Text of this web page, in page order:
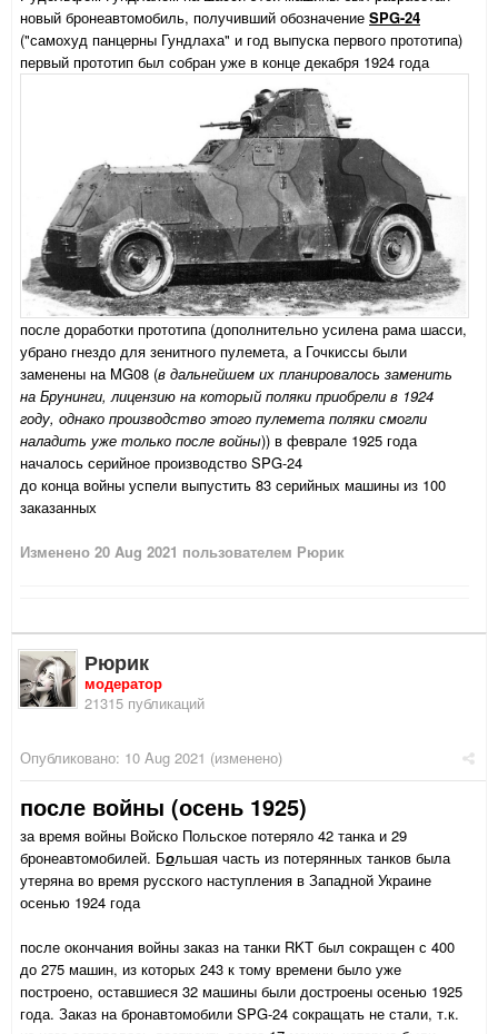
новый бронеавтомобиль, получивший обозначение SPG-24
("самохуд панцерны Гундлаха" и год выпуска первого прототипа)
первый прототип был собран уже в конце декабря 1924 года
после доработки прототипа (дополнительно усилена рама шасси,
убрано гнездо для зенитного пулемета, а Гочкиссы были
заменены на MG08 (в дальнейшем их планировалось заменить
на Брунинги, лицензию на который поляки приобрели в 1924
году, однако производство этого пулемета поляки смогли
наладить уже только после войны)) в феврале 1925 года
началось серийное производство SPG-24
до конца войны успели выпустить 83 серийных машины из 100
заказанных
Изменено 20 Aug 2021 пользователем Рюрик
Рюрик
модератор
21315 публикаций
Опубликовано: 10 Aug 2021 (изменено)
после войны (осень 1925)
за время войны Войско Польское потеряло 42 танка и 29
бронеавтомобилей. Большая часть из потерянных танков была
утеряна во время русского наступления в Западной Украине
осенью 1924 года
после окончания войны заказ на танки RKT был сокращен с 400
до 275 машин, из которых 243 к тому времени было уже
построено, оставшиеся 32 машины были достроены осенью 1925
года. Заказ на бронавтомобили SPG-24 сокращать не стали, т.к.